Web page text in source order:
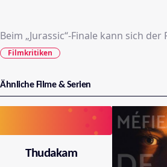
Beim „Jurassic“-Finale kann sich
Filmkritiken
Ähnliche Filme & Serien
Thudakam